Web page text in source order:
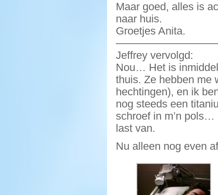
Maar goed, alles is
naar huis.
Groetjes Anita.
Jeffrey vervolgd:
Nou… Het is
thuis. Ze hebben me
hechtingen), en ik
nog steeds een
schroef in m’n pols…
last van.
Nu alleen nog even